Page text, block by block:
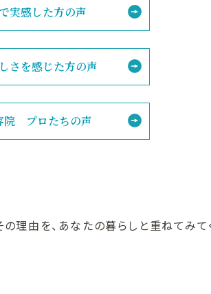
実感した方の声
さを感じた方の声
院 プロたちの声
由を、あなたの暮らしと重ねてみて